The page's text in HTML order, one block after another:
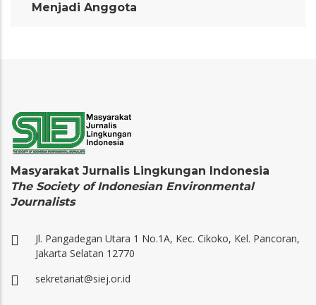
Menjadi Anggota
Masyarakat Jurnalis Lingkungan Indonesia
The Society of Indonesian Environmental
Journalists
Jl. Pangadegan Utara 1 No.1A, Kec. Cikoko, Kel. Pancoran,
Jakarta Selatan 12770
sekretariat@siej.or.id